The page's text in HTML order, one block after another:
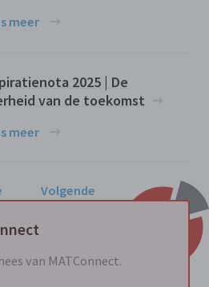
meer
2025 | De
van de toekomst
meer
Volgende
van MATConnect.